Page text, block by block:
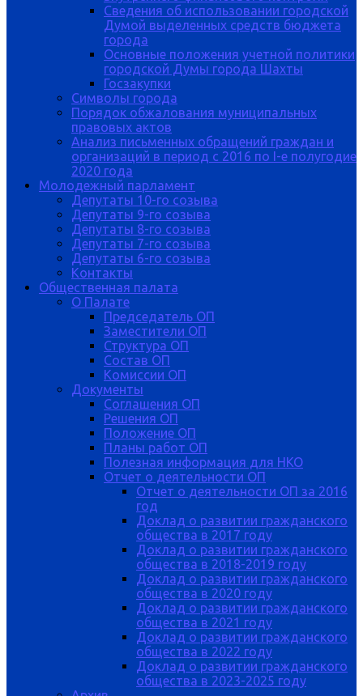
Сведения об использовании городской
Думой выделенных средств бюджета
города
Основные положения учетной политики
городской Думы города Шахты
Госзакупки
Символы города
Порядок обжалования муниципальных
правовых актов
Анализ письменных обращений граждан и
организаций в период с 2016 по I-е полугодие
2020 года
Молодежный парламент
Депутаты 10-го созыва
Депутаты 9-го созыва
Депутаты 8-го созыва
Депутаты 7-го созыва
Депутаты 6-го созыва
Контакты
Общественная палата
О Палате
Председатель ОП
Заместители ОП
Структура ОП
Состав ОП
Комиссии ОП
Документы
Соглашения ОП
Решения ОП
Положение ОП
Планы работ ОП
Полезная информация для НКО
Отчет о деятельности ОП
Отчет о деятельности ОП за 2016
год
Доклад о развитии гражданского
общества в 2017 году
Доклад о развитии гражданского
общества в 2018-2019 году
Доклад о развитии гражданского
общества в 2020 году
Доклад о развитии гражданского
общества в 2021 году
Доклад о развитии гражданского
общества в 2022 году
Доклад о развитии гражданского
общества в 2023-2025 году